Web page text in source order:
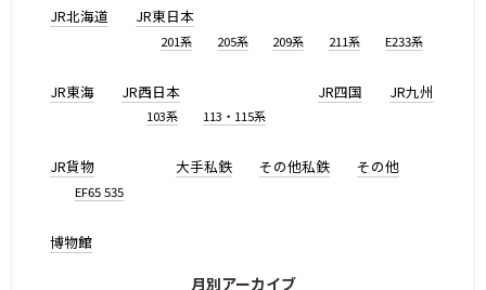
JR北海道 JR東日本
201系 205系 209系 211系 E233系
JR東海 JR西日本
103系 113・115系
JR四国 JR九州
JR貨物
EF65 535
大手私鉄 その他私鉄 その他
博物館
月別アーカイブ